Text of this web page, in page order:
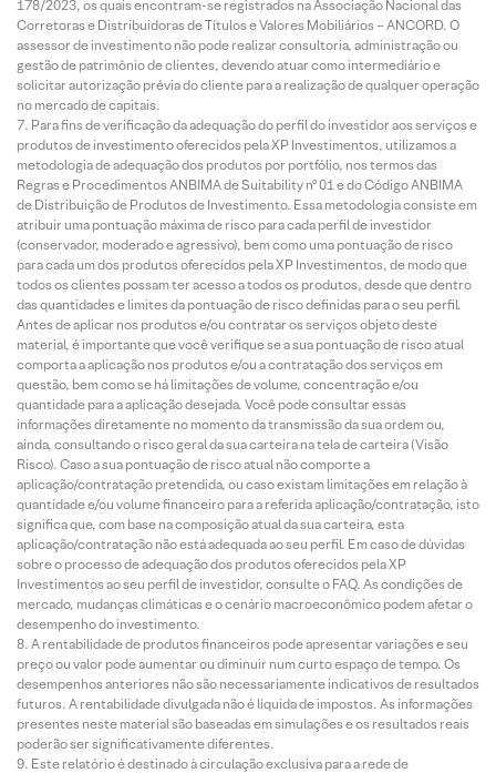
178/2023, os quais encontram-se registrados na Associação Nacional das
Corretoras e Distribuidoras de Títulos e Valores Mobiliários – ANCORD. O
assessor de investimento não pode realizar consultoria, administração ou
gestão de patrimônio de clientes, devendo atuar como intermediário e
solicitar autorização prévia do cliente para a realização de qualquer operação
no mercado de capitais.
Para fins de verificação da adequação do perfil do investidor aos serviços e
produtos de investimento oferecidos pela XP Investimentos, utilizamos a
metodologia de adequação dos produtos por portfólio, nos termos das
Regras e Procedimentos ANBIMA de Suitability nº 01 e do Código ANBIMA
de Distribuição de Produtos de Investimento. Essa metodologia consiste em
atribuir uma pontuação máxima de risco para cada perfil de investidor
(conservador, moderado e agressivo), bem como uma pontuação de risco
para cada um dos produtos oferecidos pela XP Investimentos, de modo que
todos os clientes possam ter acesso a todos os produtos, desde que dentro
das quantidades e limites da pontuação de risco definidas para o seu perfil.
Antes de aplicar nos produtos e/ou contratar os serviços objeto deste
material, é importante que você verifique se a sua pontuação de risco atual
comporta a aplicação nos produtos e/ou a contratação dos serviços em
questão, bem como se há limitações de volume, concentração e/ou
quantidade para a aplicação desejada. Você pode consultar essas
informações diretamente no momento da transmissão da sua ordem ou,
ainda, consultando o risco geral da sua carteira na tela de carteira (Visão
Risco). Caso a sua pontuação de risco atual não comporte a
aplicação/contratação pretendida, ou caso existam limitações em relação à
quantidade e/ou volume financeiro para a referida aplicação/contratação, isto
significa que, com base na composição atual da sua carteira, esta
aplicação/contratação não está adequada ao seu perfil. Em caso de dúvidas
sobre o processo de adequação dos produtos oferecidos pela XP
Investimentos ao seu perfil de investidor, consulte o FAQ. As condições de
mercado, mudanças climáticas e o cenário macroeconômico podem afetar o
desempenho do investimento.
A rentabilidade de produtos financeiros pode apresentar variações e seu
preço ou valor pode aumentar ou diminuir num curto espaço de tempo. Os
desempenhos anteriores não são necessariamente indicativos de resultados
futuros. A rentabilidade divulgada não é líquida de impostos. As informações
presentes neste material são baseadas em simulações e os resultados reais
poderão ser significativamente diferentes.
Este relatório é destinado à circulação exclusiva para a rede de